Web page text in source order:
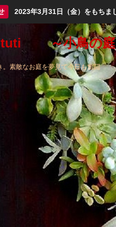
2023年3月31日（金）をもちま
tuti ～小鳥の庭
。素敵なお庭を夢見て今日も奮闘